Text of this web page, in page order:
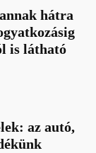
hátra
is látható
az autó,